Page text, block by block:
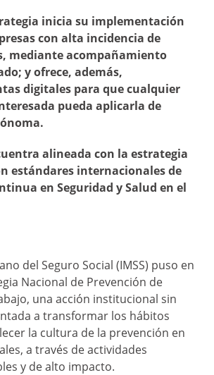
inicia su implementación
con alta incidencia de
mediante acompañamiento
y ofrece, además,
digitales para que cualquier
pueda aplicarla de
alineada con la estrategia
estándares internacionales de
en Seguridad y Salud en el
del Seguro Social (IMSS) puso en
Nacional de Prevención de
una acción institucional sin
a transformar los hábitos
la cultura de la prevención en
a través de actividades
y de alto impacto.